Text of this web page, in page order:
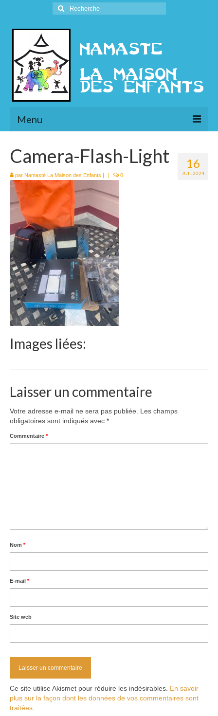
Rechercher
:
Menu
Présentation
l’Ethique
Historique
Le Népal
Documents
Parrainages
Missions 2023
Actualités
Nous contacter
16
JUIL 2024
Camera-Flash-Light
par Namasté La Maison des Enfants | | 0
Images liées:
Laisser un commentaire
Votre adresse e-mail ne sera pas publiée.
Les champs
obligatoires sont indiqués avec *
Commentaire *
Nom *
E-mail *
Site web
Ce site utilise Akismet pour réduire les indésirables. En savoir
plus sur la façon dont les données de vos commentaires sont
traitées